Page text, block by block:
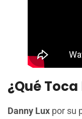
¿Qué
Danny Lux por su